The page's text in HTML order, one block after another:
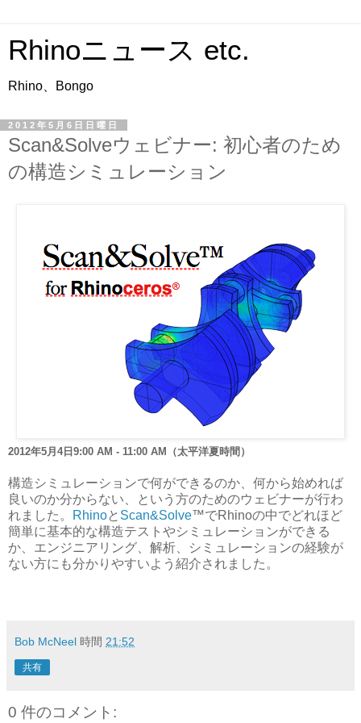
Rhinoニュース etc.
Rhino、Bongo
2012年5月6日日曜日
Scan&Solveウェビナー: 初心者のため
の構造シミュレーション
2012年5月4日9:00 AM - 11:00 AM（太平洋夏時間）
構造シミュレーションで何ができるのか、何から始めれば
良いのか分からない、という方のためのウェビナーが行わ
れました。
Rhinoと Scan&Solve™でRhinoの中でどれほど
簡単に基本的な構造テストやシミュレーションができる
か、エンジニアリング、解析、シミュレーションの経験が
ない方にも分かりやすいよう紹介されました。
Bob McNeel 時間 21:52
共有
0 件のコメント: